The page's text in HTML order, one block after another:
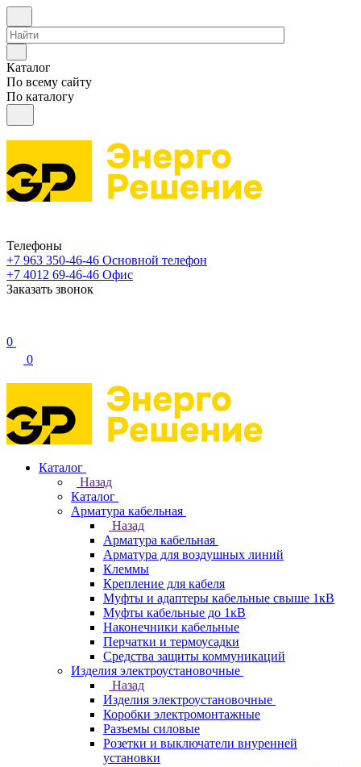
Каталог
По всему сайту
По каталогу
Телефоны
+7 963 350-46-46 Основной телефон
+7 4012 69-46-46 Офис
Заказать звонок
0
0
Каталог
Назад
Каталог
Арматура кабельная
Назад
Арматура кабельная
Арматура для воздушных линий
Клеммы
Крепление для кабеля
Муфты и адаптеры кабельные свыше 1кВ
Муфты кабельные до 1кВ
Наконечники кабельные
Перчатки и термоусадки
Средства защиты коммуникаций
Изделия электроустановочные
Назад
Изделия электроустановочные
Коробки электромонтажные
Разъемы силовые
Розетки и выключатели внуренней
установки